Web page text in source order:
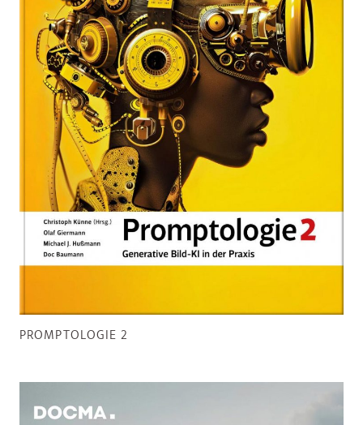
PROMPTOLOGIE 2